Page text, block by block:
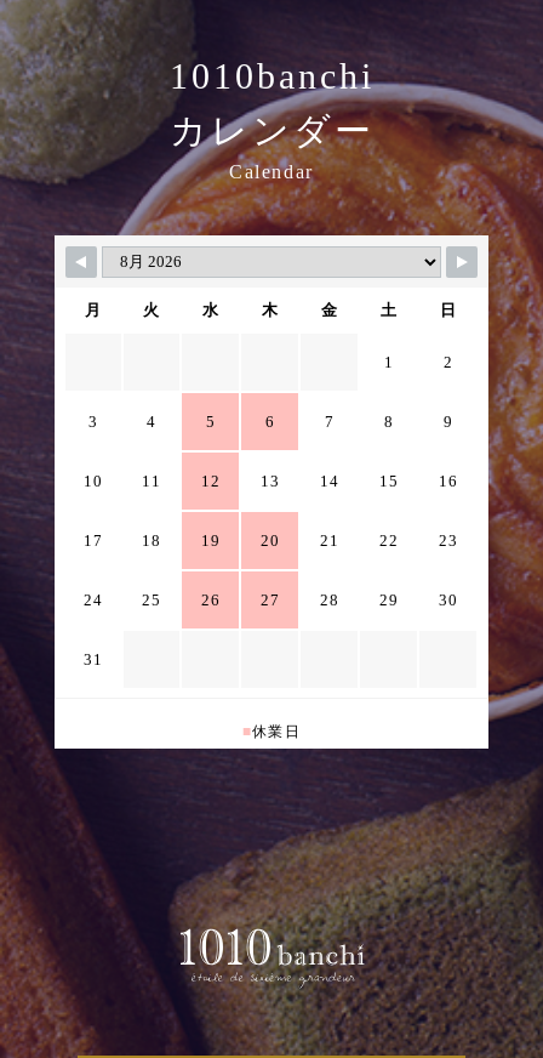
1010banchi
カレンダー
Calendar
月 火 水 木 金 土 日
1 2
3 4 5 6 7 8 9
10 11 12 13 14 15 16
17 18 19 20 21 22 23
24 25 26 27 28 29 30
31
■休業日